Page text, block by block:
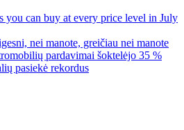
you can buy at every price level in July
nei manote, greičiau nei manote
pardavimai šoktelėjo 35 %
pasiekė rekordus